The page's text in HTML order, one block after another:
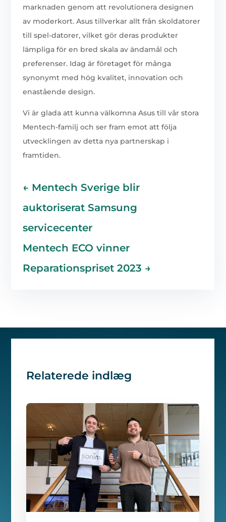
marknaden genom att revolutionera designen
av moderkort. Asus tillverkar allt från skoldatorer
till spel-datorer, vilket gör deras produkter
lämpliga för en bred skala av ändamål och
preferenser. Idag är företaget för många
synonymt med hög kvalitet, innovation och
enastående design.
Vi är glada att kunna välkomna Asus till vår stora
Mentech-familj och ser fram emot att följa
utvecklingen av detta nya partnerskap i
framtiden.
← Mentech Sverige blir
auktoriserat Samsung
servicecenter
Mentech ECO vinner
Reparationspriset 2023 →
Relaterede indlæg